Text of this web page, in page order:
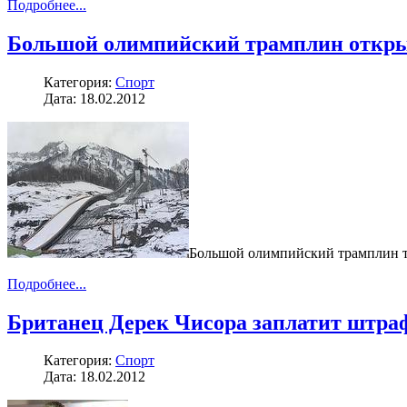
Подробнее...
Большой олимпийский трамплин
Категория: Спорт
Дата: 18.02.2012
Большой олимпийский трамплин
Подробнее...
Британец Дерек Чисора заплатит
Категория: Спорт
Дата: 18.02.2012